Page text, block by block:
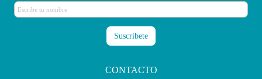
CONTACTO